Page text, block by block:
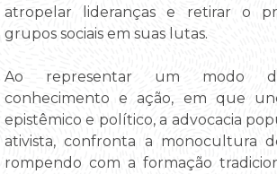
atropelar lideranças e retirar o
grupos sociais em suas lutas.
Ao representar um modo
conhecimento e ação, em que
epistêmico e político, a advocacia
ativista, confronta a monocultura
rompendo com a formação